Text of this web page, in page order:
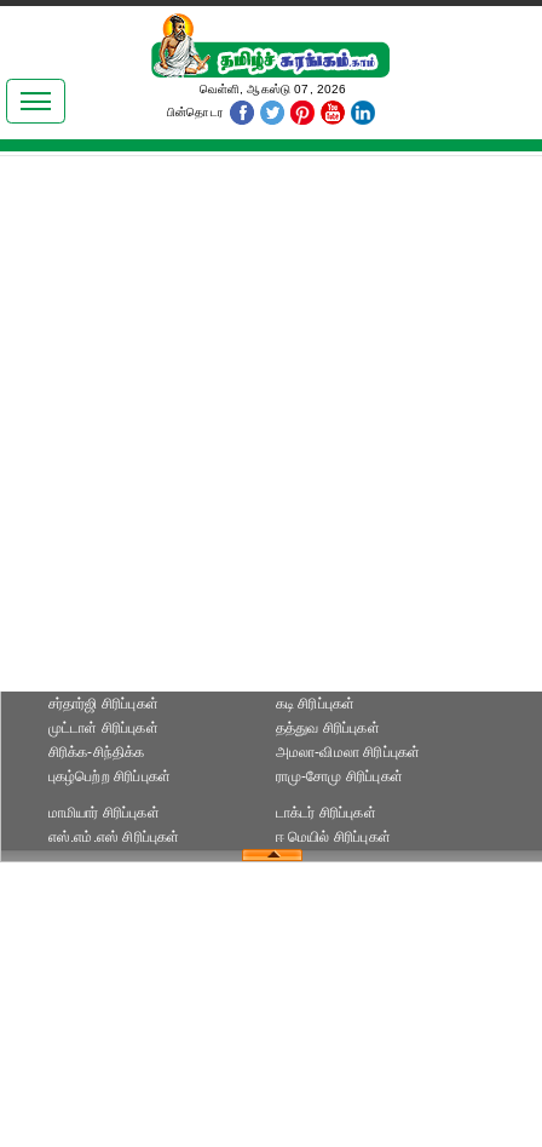
இலக்கியங்கள்
தமிழ் உலகம்
வெள்ளி, ஆகஸ்டு 07, 2026
பின்தொடர
சர்தார்ஜி சிரிப்புகள்
முட்டாள் சிரிப்புகள்
கடி சிரிப்புகள்
தத்துவ சிரிப்புகள்
சிரிக்க-சிந்திக்க
புகழ்பெற்ற சிரிப்புகள்
அமலா-விமலா சிரிப்புகள்
ராமு-சோமு சிரிப்புகள்
மாமியார் சிரிப்புகள்
எஸ்.எம்.எஸ் சிரிப்புகள்
டாக்டர் சிரிப்புகள்
ஈ மெயில் சிரிப்புகள்